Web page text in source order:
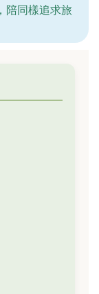
陪同樣追求旅